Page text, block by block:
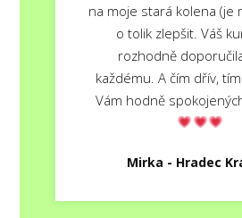
na moje stará kolena (je
o tolik zlepšit. Váš
rozhodně
každému. A čím dřív,
Vám hodně
Mirka - Hradec